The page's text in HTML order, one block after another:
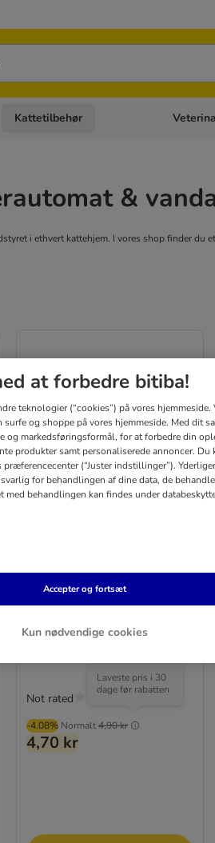
Åben kategori menu: Kattefoder
Kattetilbehør Åben
&
i ethvert kattehjem. I vores shop finder
TIAKI skål i rustfrit stål
Functional
-4.08% Normalt4,90 kr
Laveste pris i 30
dage før rabatten
4,70 kr
Not rated
at forbedre bitiba!
teknologier (“cookies”) på vores
surfe og shoppe på vores hjemmeside. Med dit
og markedsføringsformål, for at forbedre din
produkter samt personaliserede annoncer. Du
(“Juster indstillinger”).
for behandlingen af ​​dine data, de
med behandlingen kan findes under
Kun nødvendige cookies
Accepter og fortsæt